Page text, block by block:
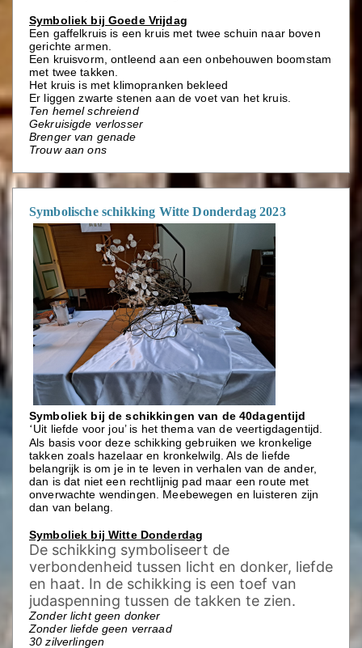
Symboliek bij Goede Vrijdag
Een gaffelkruis is een kruis met twee schuin naar boven
gerichte armen.
Een kruisvorm, ontleend aan een onbehouwen boomstam
met twee takken.
Het kruis is met klimopranken bekleed
Er liggen zwarte stenen aan de voet van het kruis.
Ten hemel schreiend
Gekruisigde verlosser
Brenger van genade
Trouw aan ons
Symbolische schikking Witte Donderdag 2023
Symboliek bij de schikkingen van de 40dagentijd
‘Uit liefde voor jou’ is het thema van de veertigdagentijd.
Als basis voor deze schikking gebruiken we kronkelige
takken zoals hazelaar en kronkelwilg. Als de liefde
belangrijk is om je in te leven in verhalen van de ander,
dan is dat niet een rechtlijnig pad maar een route met
onverwachte wendingen. Meebewegen en luisteren zijn
dan van belang.
Symboliek bij Witte Donderdag
De schikking symboliseert de
verbondenheid tussen licht en donker, liefde
en haat. In de schikking is een toef van
judaspenning tussen de takken te zien.
Zonder licht geen donker
Zonder liefde geen verraad
30 zilverlingen